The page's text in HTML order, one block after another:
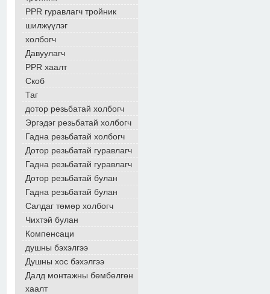
PPR гуравлагч тройник
шилжүүлэг
холбогч
Давуулагч
PPR хаалт
Скоб
Таг
дотор резьбатай холбогч
Эргэдэг резьбатай холбогч
Гадна резьбатай холбогч
Дотор резьбатай гуравлагч
Гадна резьбатай гуравлагч
Дотор резьбатай булан
Гадна резьбатай булан
Салдаг төмөр холбогч
Чихтэй булан
Компенсаци
душны бэхэлгээ
Душны хос бэхэлгээ
Далд монтажны бөмбөлгөн
хаалт